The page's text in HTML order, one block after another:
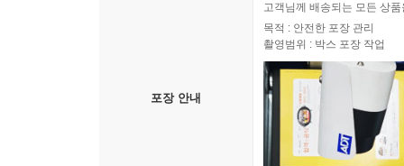
포장 안내
고객님께 배송되는 모든 상
목적 : 안전한 포장 관리
촬영범위 : 박스 포장 작업